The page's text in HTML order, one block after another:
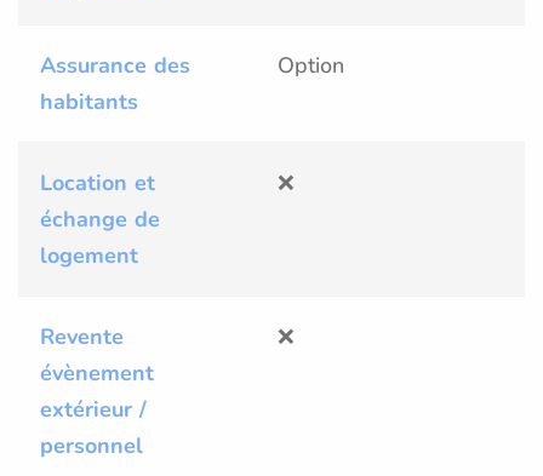
Assurance des
habitants
Option
Location et
échange de
logement
❌
Revente
évènement
extérieur /
personnel
❌